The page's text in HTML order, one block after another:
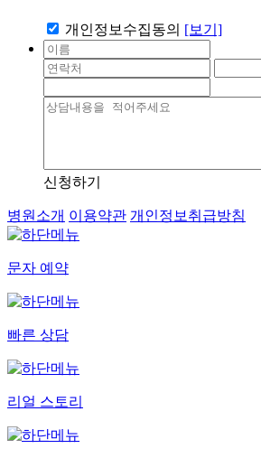
개인정보수집동의 [보기]
신청하기
병원소개 이용약관 개인정보취급방침
문자 예약
빠른 상담
리얼 스토리